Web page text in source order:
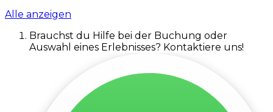
Alle anzeigen
Brauchst du Hilfe bei der Buchung oder
Auswahl eines Erlebnisses? Kontaktiere uns!